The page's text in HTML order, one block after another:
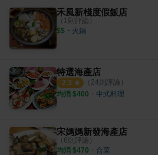
禾風新棧度假飯店
（ 1 則評論）
$$ ・ 火鍋
特選海產店
2.3 （ 24則評論）
均消 $400 ・ 中式料理
宋媽媽新發海產店
（ 6則評論）
均消 $470 ・ 合菜